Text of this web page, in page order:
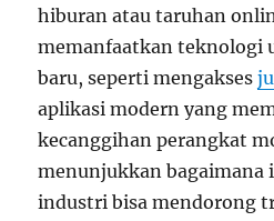
hiburan atau taruhan
memanfaatkan teknologi
baru, seperti mengakses
aplikasi modern yang
kecanggihan perangkat
menunjukkan bagaimana
industri bisa mendorong